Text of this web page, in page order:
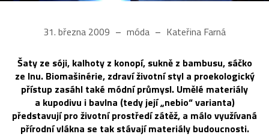
31. března 2009 móda Kateřina Farná
Šaty ze sóji, kalhoty z konopí, sukně z bambusu, sáčko
ze lnu. Biomašinérie, zdraví životní styl a proekologický
přístup zasáhl také módní průmysl. Umělé materiály
a kupodivu i bavlna (tedy její „nebio“ varianta)
představují pro životní prostředí zátěž, a málo využívaná
přírodní vlákna se tak stávají materiály budoucnosti.